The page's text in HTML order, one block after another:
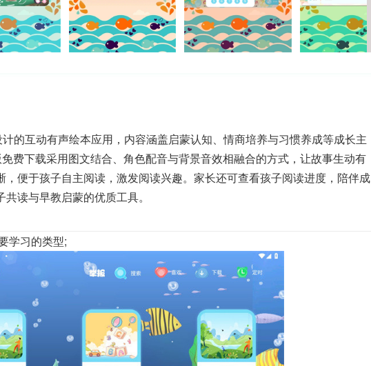
的互动有声绘本应用，内容涵盖启蒙认知、情商培养与习惯养成等成长主
费下载采用图文结合、角色配音与背景音效相融合的方式，让故事生动有
，便于孩子自主阅读，激发阅读兴趣。家长还可查看孩子阅读进度，陪伴成
读与早教启蒙的优质工具。
学习的类型;